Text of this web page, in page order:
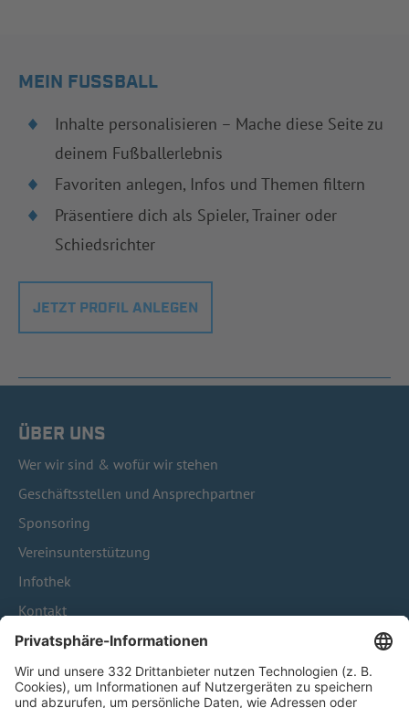
MEIN FUSSBALL
Inhalte personalisieren – Mache diese Seite zu
deinem Fußballerlebnis
Favoriten anlegen, Infos und Themen filtern
Präsentiere dich als Spieler, Trainer oder
Schiedsrichter
JETZT PROFIL ANLEGEN
ÜBER UNS
Wer wir sind & wofür wir stehen
Geschäftsstellen und Ansprechpartner
Sponsoring
Vereinsunterstützung
Infothek
Kontakt
HÄUFIG BESUCHTE SEITEN
Pässe und Vereinswechsel